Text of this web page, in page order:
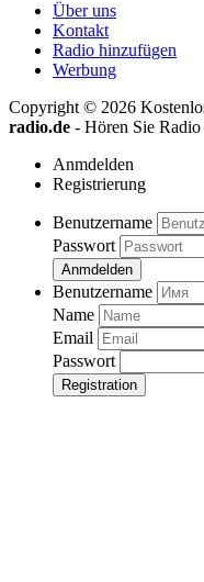
Über uns
Kontakt
Radio hinzufügen
Werbung
Copyright © 2026
radio.de - Hören Sie
Anmdelden
Registrierung
Benutzername
Passwort
Anmdelden
Benutzername
Name
Email
Passwort
Registration